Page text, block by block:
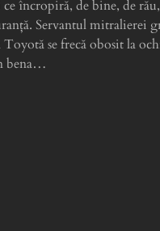
ce încropiră, de bine, de
Servantul mitralierei
se frecă obosit la
bena…